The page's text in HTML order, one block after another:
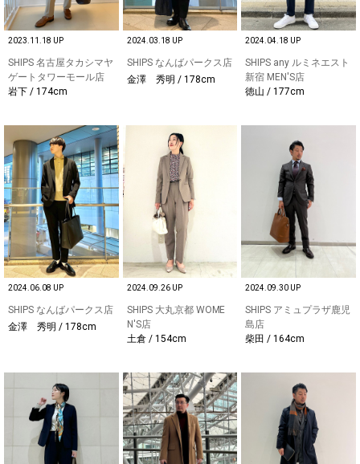
2023.11.18 UP
SHIPS 名古屋タカシマヤ
ゲートタワーモール店
下 / 174cm
2024.03.18 UP
SHIPS なんばパークス店
金澤 秀明 / 178cm
2024.04.18 UP
SHIPS any ルミネエスト
新宿 MEN'S店
徳山 / 177cm
2024.06.08 UP
SHIPS なんばパークス店
金澤 秀明 / 178cm
2024.09.26 UP
SHIPS 大丸京都 WOME
N'S店
土倉 / 154cm
2024.09.30 UP
SHIPS アミュプラザ鹿児
島店
柴田 / 164cm